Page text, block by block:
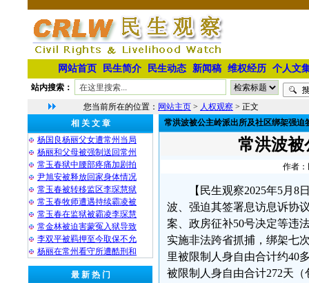
网站首页 民生简介 民生动态 新闻稿 维权经历 个人文
站内搜索：
您当前所在的位置： 网站主页 > 人权观察 > 正文
相 关 文 章
杨国良杨丽父女遭常州当局
杨丽和父母被强制送回常州
常玉春狱中腰部疼痛加剧拍
尹旭安被释放回家身体情况
常玉春被转移监区李琛慧狱
常玉春牧师遭遇持续霸凌被
常玉春在监狱被霸凌李琛慧
常金林被迫害蒙冤入狱导致
李双平被羁押至今取保不允
杨丽在常州看守所遭酷刑和
最 新 热 门
常洪波被公主岭派出所及社区绑架强迫
常洪波被
作者：
【民生观察2025年5月
波、强迫其签署息访息诉协
案、政房征补50号决定等违
实施非法跨省抓捕，绑架七
里被限制人身自由合计约40
被限制人身自由合计272天